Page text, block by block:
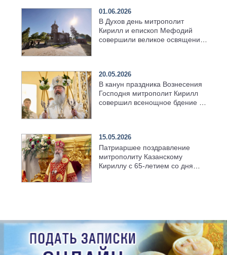
01.06.2026
В Духов день митрополит
Кирилл и епископ Мефодий
совершили великое освящение
20.05.2026
В канун праздника Вознесения
Господня митрополит Кирилл
совершил всенощное бдение в
15.05.2026
Патриаршее поздравление
митрополиту Казанскому
Кириллу с 65-летием со дня